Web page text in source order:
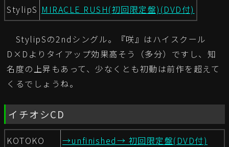
StylipS MIRACLE RUSH(初回限定盤)(DVD付)
StylipSの2ndシングル。『咲』はハイスクール
D×Dよりタイアップ効果高そう（多分）ですし、知
名度の上昇もあって、少なくとも初動は前作を超えて
くるでしょうね。
イチオシCD
KOTOKO
→unfinished→ 初回限定盤(DVD付)